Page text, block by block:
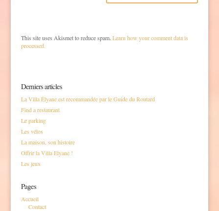
This site uses Akismet to reduce spam. Learn how your comment data is
processed.
Derniers articles
La Villa Élyane est recommandée par le Guide du Routard
Find a restaurant
Le parking
Les vélos
La maison, son histoire
Offrir la Villa Elyane !
Les jeux
Pages
Accueil
Contact